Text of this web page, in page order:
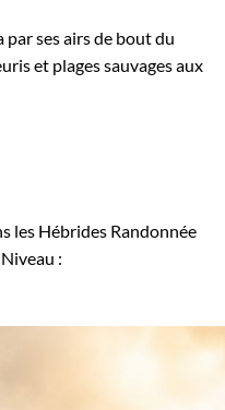
ses airs de bout du
et plages sauvages aux
les Hébrides Randonnée
Niveau :